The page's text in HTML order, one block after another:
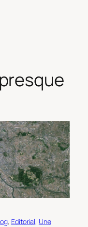
, Editorial, Une